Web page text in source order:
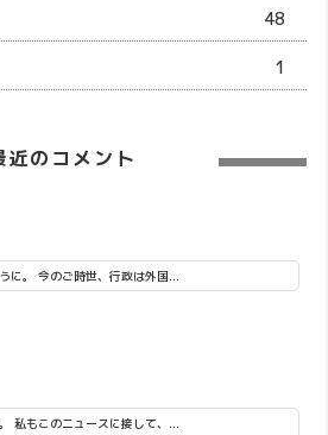
48
1
近のコメント
に。 今のご時世、行政は外国...
私もこのニュースに接して、...